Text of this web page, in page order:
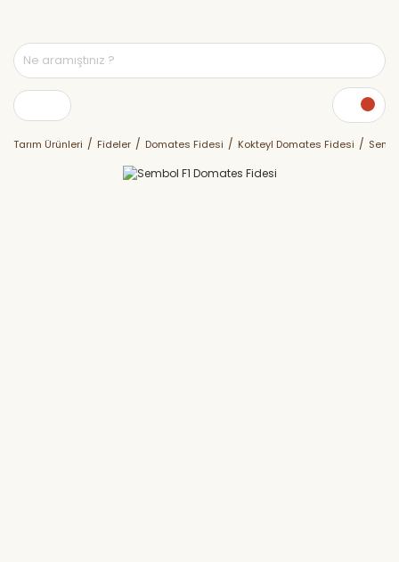
Tarım Ürünleri Fideler Domates Fidesi Kokteyl Domates Fidesi